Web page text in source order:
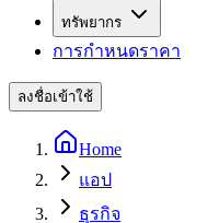
ทรัพยากร
การกำหนดราคา
ลงชื่อเข้าใช้
Home
แอป
ธุรกิจ